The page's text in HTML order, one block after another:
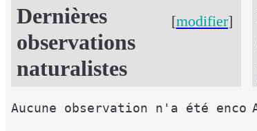
[modifier]
Dernières
observations
naturalistes